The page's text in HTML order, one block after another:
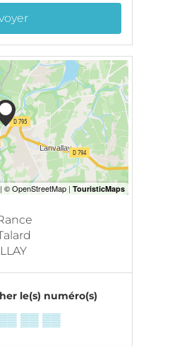
le(s) numéro(s)
▒▒ ▒▒